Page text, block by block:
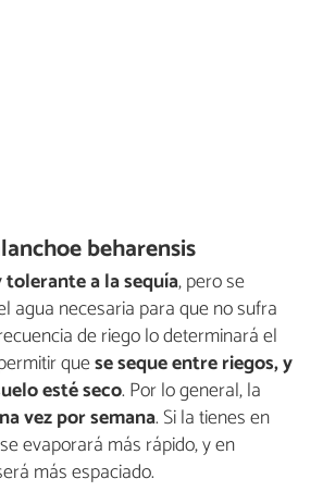
beharensis
tolerante a la sequía, pero se
agua necesaria para que no sufra
de riego lo determinará el
quese seque entre riegos, y
esté seco. Por lo general, la
vez por semana. Si la tienes en
evaporará más rápido, y en
más espaciado.